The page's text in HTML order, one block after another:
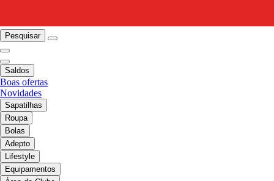
Pesquisar
Saldos
Boas ofertas
Novidades
Sapatilhas
Roupa
Bolas
Adepto
Lifestyle
Equipamentos